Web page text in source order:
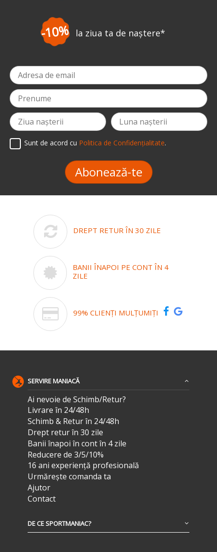
la ziua ta de naștere*
Sunt de acord cu Politica de Confidențialitate.
Abonează-te
DREPT RETUR ÎN 30 ZILE
BANII ÎNAPOI PE CONT ÎN 4
ZILE
99% CLIENȚI MULȚUMIȚI
SERVIRE MANIACĂ
Ai nevoie de Schimb/Retur?
Livrare în 24/48h
Schimb & Retur în 24/48h
Drept retur în 30 zile
Banii înapoi în cont în 4 zile
Reducere de 3/5/10%
16 ani experiență profesională
Urmărește comanda ta
Ajutor
Contact
DE CE SPORTMANIAC?